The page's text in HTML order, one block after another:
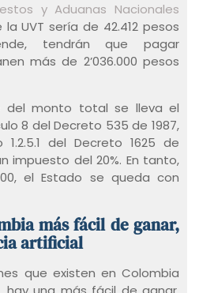
y Aduanas Nacionales
UVT sería de 42.412 pesos
tendrán que pagar
más de 2’036.000 pesos
del monto total se lleva el
8 del Decreto 535 de 1987,
del Decreto 1625 de
impuesto del 20%. En tanto,
el Estado se queda con
más fácil de ganar,
artificial
que existen en Colombia